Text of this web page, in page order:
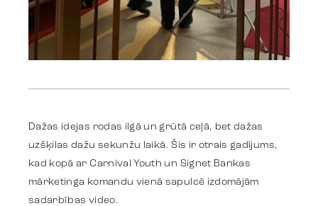
Darbi
Stratēģija
Reklāma
Dažas idejas rodas ilgā un grūtā ceļā, bet dažas
uzšķilas dažu sekunžu laikā. Šis ir otrais gadījums,
kad kopā ar Carnival Youth un Signet Bankas
mārketinga komandu vienā sapulcē izdomājām
sadarbības video.